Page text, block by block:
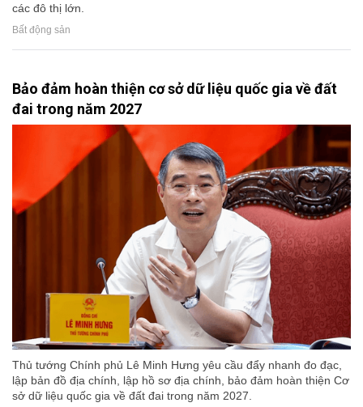
các đô thị lớn.
Bất động sản
Bảo đảm hoàn thiện cơ sở dữ liệu quốc gia về đất
đai trong năm 2027
Thủ tướng Chính phủ Lê Minh Hưng yêu cầu đẩy nhanh đo đạc,
lập bản đồ địa chính, lập hồ sơ địa chính, bảo đảm hoàn thiện Cơ
sở dữ liệu quốc gia về đất đai trong năm 2027.